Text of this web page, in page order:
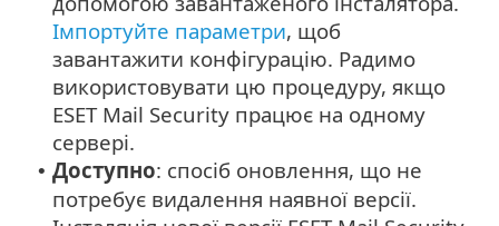
Імпортуйте параметри, щоб
завантажити конфігурацію. Радимо
використовувати цю процедуру, якщо
ESET Mail Security працює на одному
сервері.
• Доступно: cпосіб оновлення, що не
потребує видалення наявної версії.